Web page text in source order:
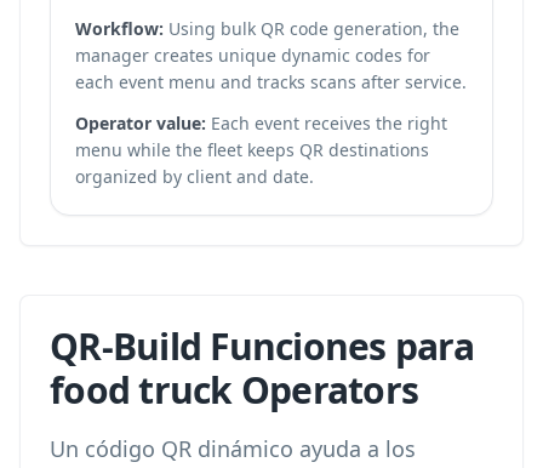
Workflow: Using bulk QR code generation, the
manager creates unique dynamic codes for
each event menu and tracks scans after service.
Operator value: Each event receives the right
menu while the fleet keeps QR destinations
organized by client and date.
QR-Build Funciones para
food truck Operators
Un código QR dinámico ayuda a los